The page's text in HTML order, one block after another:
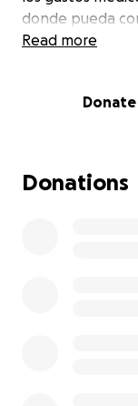
donde pueda
Read more
Donate
Donations